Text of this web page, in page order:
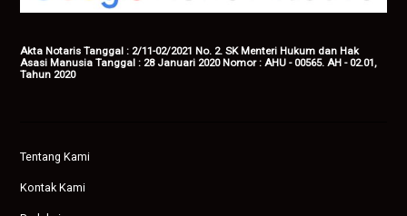
Akta Notaris Tanggal : 2/11-02/2021 No. 2. SK Menteri Hukum dan Hak
Asasi Manusia Tanggal : 28 Januari 2020 Nomor : AHU - 00565. AH - 02.01,
Tahun 2020
Tentang Kami
Kontak Kami